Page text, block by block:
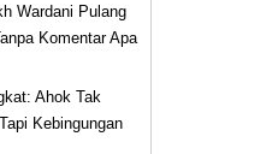
Wardani Pulang
Komentar Apa
Ahok Tak
Kebingungan